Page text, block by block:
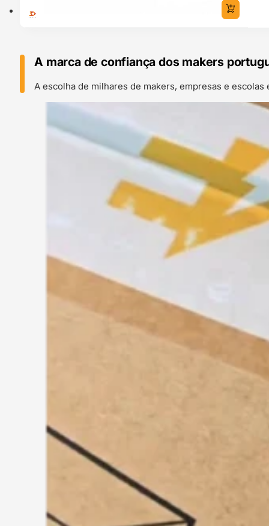
A marca de confiança dos makers
A escolha de milhares de makers, empresas e escolas